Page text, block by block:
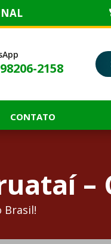
2158
CONTATO
–
Brasil!